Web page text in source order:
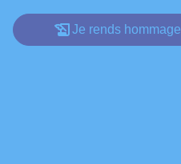
Je rends hommage